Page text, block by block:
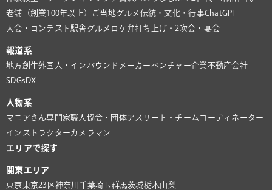
老舗（創業100年以上）
ご当地グルメ 伝統・文化・行事ChatGPT
大会・コンテスト 駅舎グルメ ロケ弁打ち上げ・2次会・宴会
報道系
地方創生外国人・インバウンド メーカー ベンチャー企業不動産会社
SDGs DX
人物系
マニアさん専門家 職人 協会・団体アスリート・チーム コーディネーター
インストラクターカメラマン
エリアで探す
関東エリア
東京 東京23区神奈川 千葉埼玉群馬茨城栃木山梨